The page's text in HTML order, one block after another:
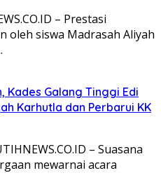
– Prestasi
oleh siswa Madrasah Aliyah
Kades Galang Tinggi Edi
Karhutla dan Perbarui KK
– Suasana
mewarnai acara